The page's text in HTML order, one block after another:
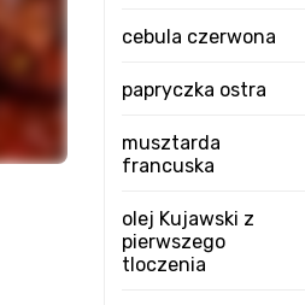
cebula czerwona
papryczka ostra
musztarda
francuska
olej Kujawski z
pierwszego
tloczenia